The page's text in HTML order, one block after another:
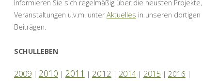
Informieren Sie sich regelmäßig über die neusten Projekte,
Veranstaltungen u.v.m. unterAktuelles in unseren dortigen
Beiträgen.
SCHULLEBEN
2009| 2010 | 2011 | 2012 | 2014| 2015 | 2016 |